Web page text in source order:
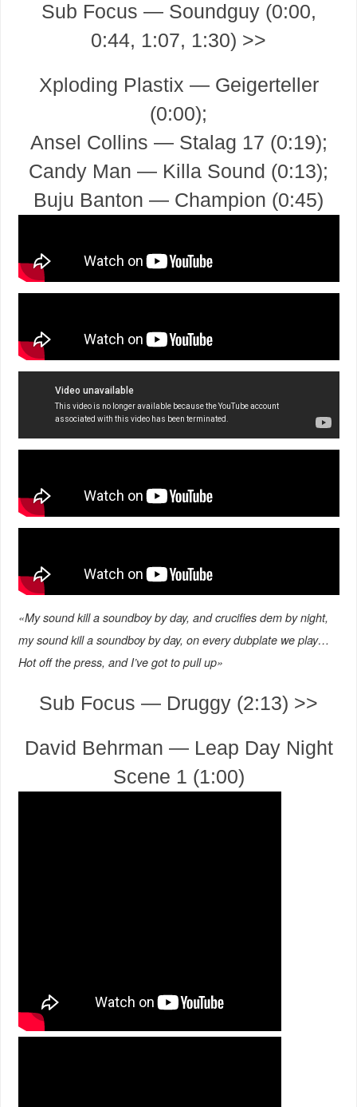
Sub Focus — Soundguy (0:00,
0:44, 1:07, 1:30) >>
Xploding Plastix — Geigerteller
(0:00);
Ansel Collins — Stalag 17 (0:19);
Candy Man — Killa Sound (0:13);
Buju Banton — Champion (0:45)
«My sound kill a soundboy by day, and crucifies dem by night,
my sound kill a soundboy by day, on every dubplate we play…
Hot off the press, and I’ve got to pull up»
Sub Focus — Druggy (2:13) >>
David Behrman — Leap Day Night
Scene 1 (1:00)